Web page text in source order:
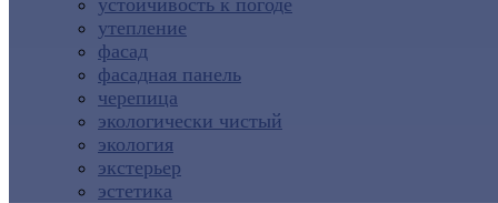
устойчивость к погоде
утепление
фасад
фасадная панель
черепица
экологически чистый
экология
экстерьер
эстетика